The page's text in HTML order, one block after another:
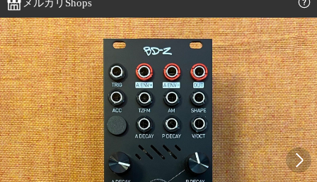
メルカリShops